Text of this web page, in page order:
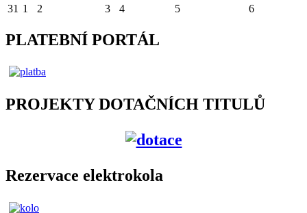
31 1 2 3 4 5 6
PLATEBNÍ PORTÁL
PROJEKTY DOTAČNÍCH TITULŮ
Rezervace elektrokola